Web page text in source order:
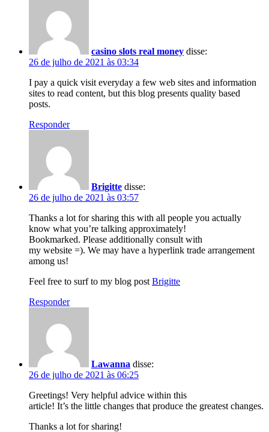
casino slots real money disse:
26 de julho de 2021 às 03:34
I pay a quick visit everyday a few web sites and information
sites to read content, but this blog presents quality based
posts.
Responder
Brigitte disse:
26 de julho de 2021 às 03:57
Thanks a lot for sharing this with all people you actually
know what you’re talking approximately!
Bookmarked. Please additionally consult with
my website =). We may have a hyperlink trade arrangement
among us!
Feel free to surf to my blog post Brigitte
Responder
Lawanna disse:
26 de julho de 2021 às 06:25
Greetings! Very helpful advice within this
article! It’s the little changes that produce the greatest changes.
Thanks a lot for sharing!